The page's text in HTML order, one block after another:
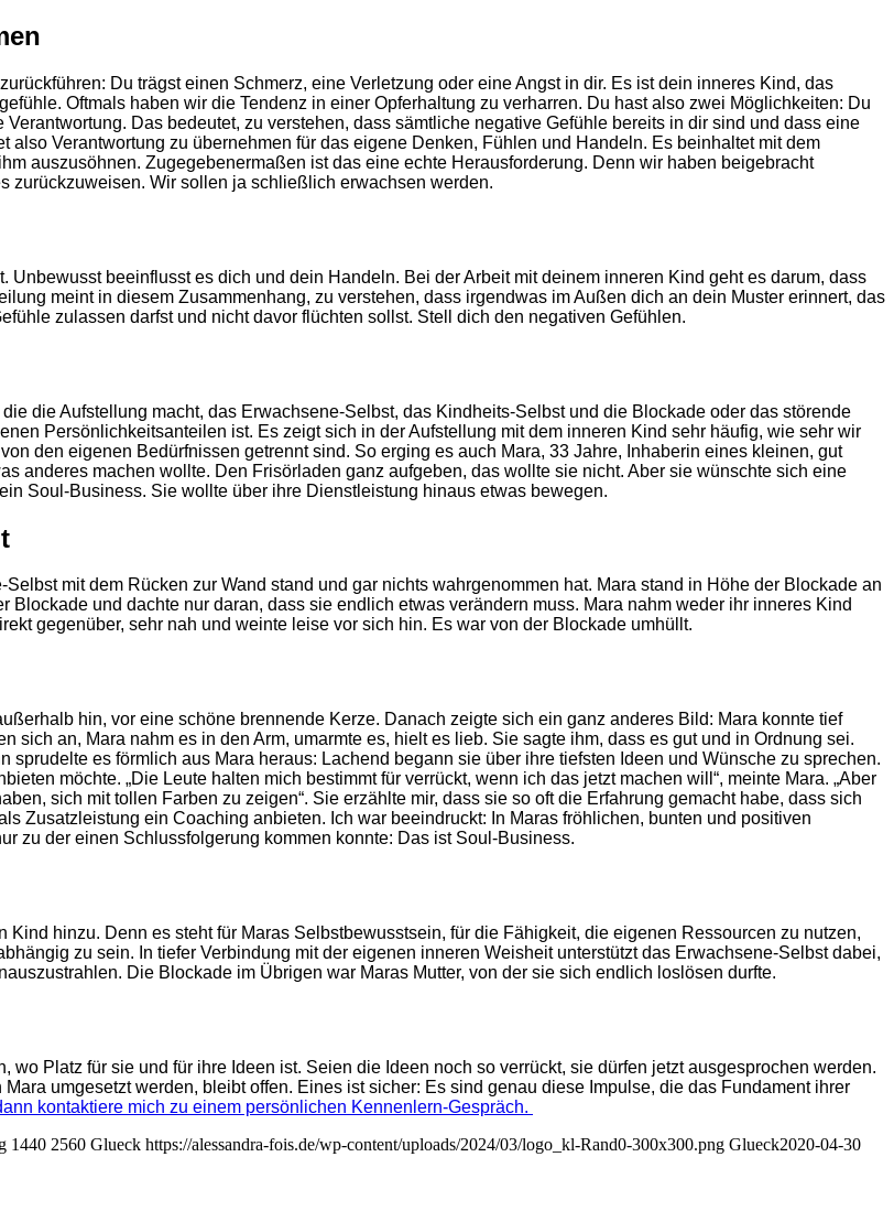
Du trägst einen Schmerz, eine Verletzung oder eine Angst in dir. Es ist dein inneres Kind, das
Oftmals haben wir die Tendenz in einer Opferhaltung zu verharren. Du hast also zwei Möglichkeiten: Du
Das bedeutet, zu verstehen, dass sämtliche negative Gefühle bereits in dir sind und dass eine
Verantwortung zu übernehmen für das eigene Denken, Fühlen und Handeln. Es beinhaltet mit dem
auszusöhnen. Zugegebenermaßen ist das eine echte Herausforderung. Denn wir haben beigebracht
zurückzuweisen. Wir sollen ja schließlich erwachsen werden.
beeinflusst es dich und dein Handeln. Bei der Arbeit mit deinem inneren Kind geht es darum, dass
meint in diesem Zusammenhang, zu verstehen, dass irgendwas im Außen dich an dein Muster erinnert, das
zulassen darfst und nicht davor flüchten sollst. Stell dich den negativen Gefühlen.
die Aufstellung macht, das Erwachsene-Selbst, das Kindheits-Selbst und die Blockade oder das störende
Persönlichkeitsanteilen ist. Es zeigt sich in der Aufstellung mit dem inneren Kind sehr häufig, wie sehr wir
den eigenen Bedürfnissen getrennt sind. So erging es auch Mara, 33 Jahre, Inhaberin eines kleinen, gut
anderes machen wollte. Den Frisörladen ganz aufgeben, das wollte sie nicht. Aber sie wünschte sich eine
Soul-Business. Sie wollte über ihre Dienstleistung hinaus etwas bewegen.
mit dem Rücken zur Wand stand und gar nichts wahrgenommen hat. Mara stand in Höhe der Blockade an
und dachte nur daran, dass sie endlich etwas verändern muss. Mara nahm weder ihr inneres Kind
gegenüber, sehr nah und weinte leise vor sich hin. Es war von der Blockade umhüllt.
hin, vor eine schöne brennende Kerze. Danach zeigte sich ein ganz anderes Bild: Mara konnte tief
sich an, Mara nahm es in den Arm, umarmte es, hielt es lieb. Sie sagte ihm, dass es gut und in Ordnung sei.
es förmlich aus Mara heraus: Lachend begann sie über ihre tiefsten Ideen und Wünsche zu sprechen.
möchte. „Die Leute halten mich bestimmt für verrückt, wenn ich das jetzt machen will“, meinte Mara. „Aber
sich mit tollen Farben zu zeigen“. Sie erzählte mir, dass sie so oft die Erfahrung gemacht habe, dass sich
Zusatzleistung ein Coaching anbieten. Ich war beeindruckt: In Maras fröhlichen, bunten und positiven
zu der einen Schlussfolgerung kommen konnte: Das ist Soul-Business.
hinzu. Denn es steht für Maras Selbstbewusstsein, für die Fähigkeit, die eigenen Ressourcen zu nutzen,
zu sein. In tiefer Verbindung mit der eigenen inneren Weisheit unterstützt das Erwachsene-Selbst dabei,
Die Blockade im Übrigen war Maras Mutter, von der sie sich endlich loslösen durfte.
wo Platz für sie und für ihre Ideen ist. Seien die Ideen noch so verrückt, sie dürfen jetzt ausgesprochen werden.
umgesetzt werden, bleibt offen. Eines ist sicher: Es sind genau diese Impulse, die das Fundament ihrer
kontaktiere mich zu einem persönlichen Kennenlern-Gespräch.
1440 2560 Glueck https://alessandra-fois.de/wp-content/uploads/2024/03/logo_kl-Rand0-300x300.png Glueck2020-04-30